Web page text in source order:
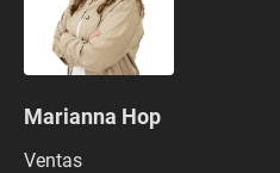
Marianna Hop
Ventas